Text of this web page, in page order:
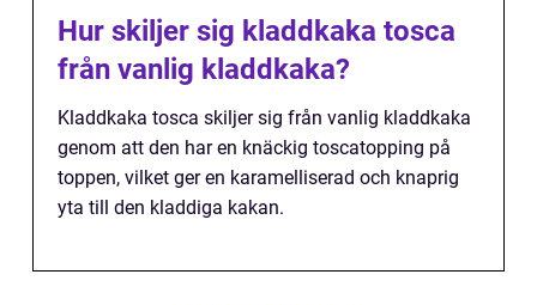
Hur skiljer sig kladdkaka tosca
från vanlig kladdkaka?
Kladdkaka tosca skiljer sig från vanlig kladdkaka
genom att den har en knäckig toscatopping på
toppen, vilket ger en karamelliserad och knaprig
yta till den kladdiga kakan.